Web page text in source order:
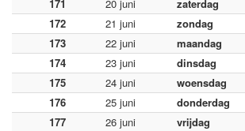
171
20 juni zaterdag
172
21 juni zondag
173
22 juni maandag
174
23 juni dinsdag
175
24 juni woensdag
176
25 juni donderdag
177
26 juni vrijdag